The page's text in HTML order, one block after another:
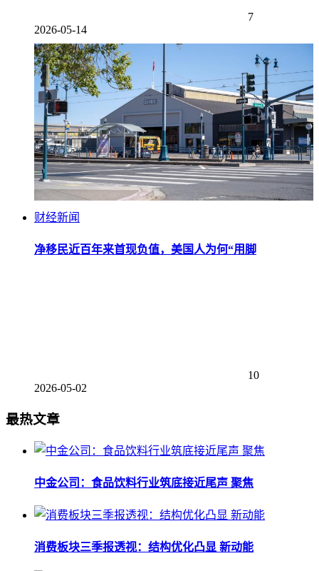
7
2026-05-14
财经新闻
净移民近百年来首现负值，美国人为何“用脚
10
2026-05-02
最热文章
中金公司：食品饮料行业筑底接近尾声 聚焦
消费板块三季报透视：结构优化凸显 新动能